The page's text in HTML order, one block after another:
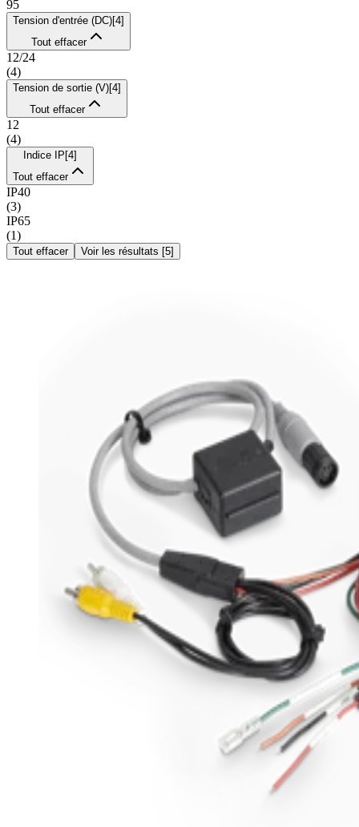
95
Tension d'entrée (DC)[4]
Tout effacer
12/24
(4)
Tension de sortie (V)[4]
Tout effacer
12
(4)
Indice IP [4]
Tout effacer
IP40
(3)
IP65
(1)
Tout effacer Voir les résultats [5]